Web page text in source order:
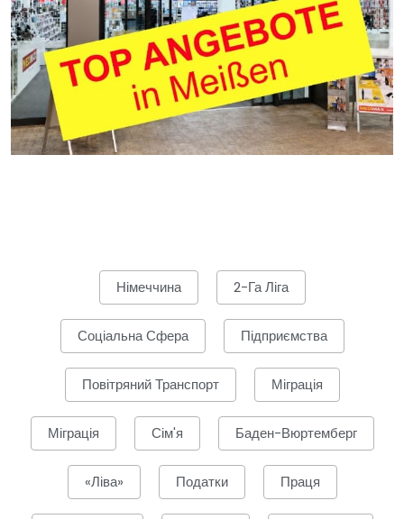
Німеччина 2-Га Ліга
Соціальна Сфера Підприємства
Повітряний Транспорт Міграція
Міграція Сім'я Баден-Вюртемберг
«Ліва» Податки Праця